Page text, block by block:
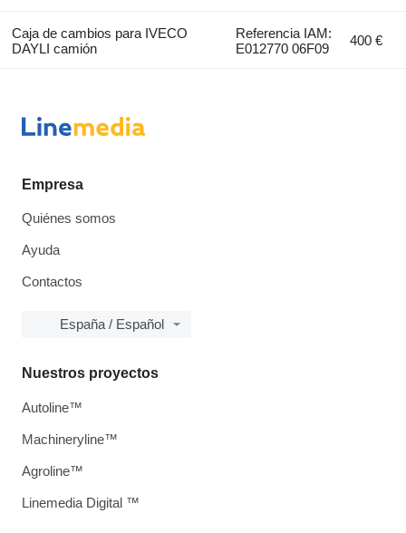
Caja de cambios para IVECO
DAYLI camión
Referencia IAM:
E012770 06F09
400 €
Empresa
Quiénes somos
Ayuda
Contactos
España / Español
Nuestros proyectos
Autoline™
Machineryline™
Agroline™
Linemedia Digital ™